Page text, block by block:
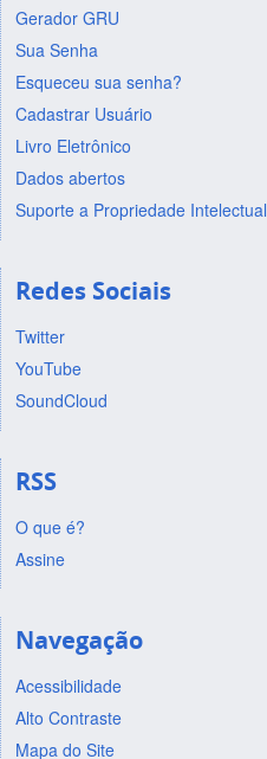
Gerador GRU
Sua Senha
Esqueceu sua senha?
Cadastrar Usuário
Livro Eletrônico
Dados abertos
Suporte a Propriedade Intelectual
Redes Sociais
Twitter
YouTube
SoundCloud
RSS
O que é?
Assine
Navegação
Acessibilidade
Alto Contraste
Mapa do Site